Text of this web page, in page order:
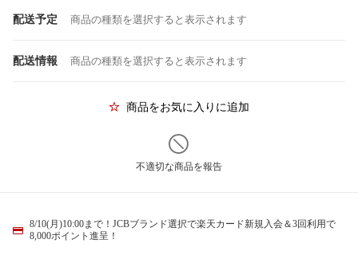
配送予定 商品の種類を選択すると表示されます
配送情報 商品の種類を選択すると表示されます
商品をお気に入りに追加
不適切な商品を報告
8/10(月)10:00まで！JCBブランド選択で楽天カード新規入会＆3回利用で
8,000ポイント進呈！